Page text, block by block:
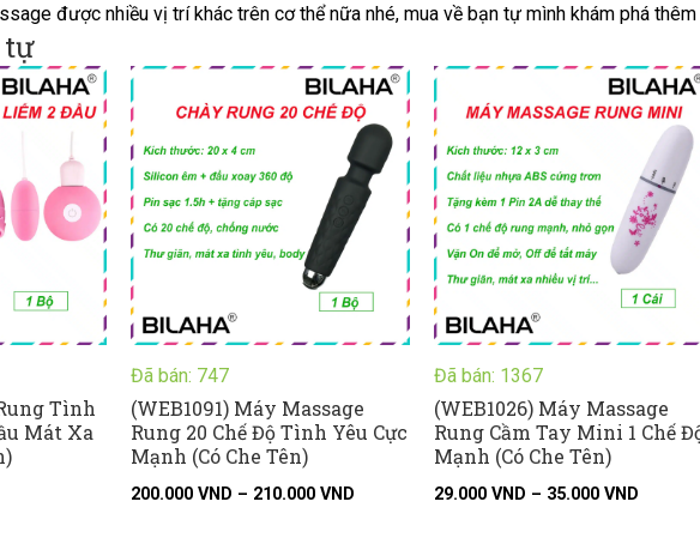
được nhiều vị trí khác trên cơ thể nữa nhé, mua về bạn tự mình khám phá thêm
tự
Tình
Mát Xa
Đã bán: 747
(WEB1091) Máy Massage
Rung 20 Chế Độ Tình Yêu Cực
Mạnh (Có Che Tên)
200.000 VND – 210.000 VND
Khoảng
giá:
từ
200.000 VND
đến
210.000 VND
Đã bán: 1367
(WEB1026) Máy Massage
Rung Cầm Tay Mini 1 Chế
Mạnh (Có Che Tên)
29.000 VND – 35.000 VND
Khoảng
giá:
từ
29.000
đến
35.000